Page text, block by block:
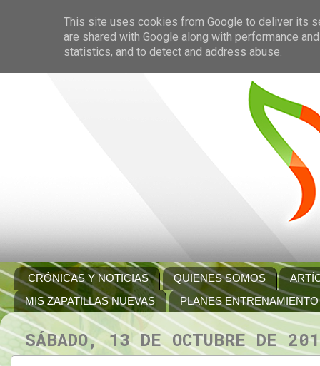
CRÓNICAS Y NOTICIAS QUIENES SOMOS
MIS ZAPATILLAS NUEVAS
PLANES ENTRENAMIENTO
SÁBADO, 13 DE OCTUBRE DE
This site uses cookies from Google to deliver its
are shared with Google along with performance
statistics, and to detect and address abuse.